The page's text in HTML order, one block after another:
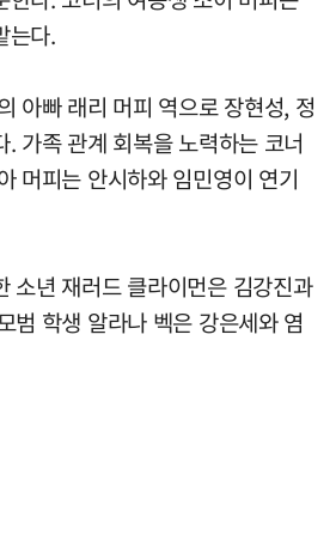
는다.
아빠 래리 머피 역으로 장현성, 정
. 가족 관계 회복을 노력하는 코너
머피는 안시하와 임민영이 연기
소년 재러드 클라이먼은 김강진과
범 학생 알라나 벡은 강은세와 염